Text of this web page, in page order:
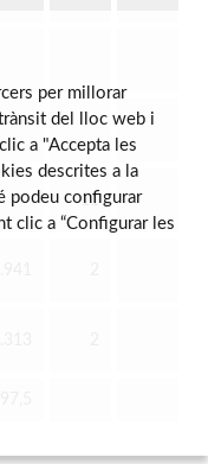
11
per millorar
trànsit del lloc web i
a "Accepta les
descrites a la
podeu configurar
clic a “Configurar les